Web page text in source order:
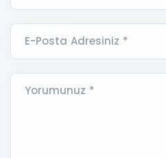
E-Posta Adresiniz *
Yorumunuz *